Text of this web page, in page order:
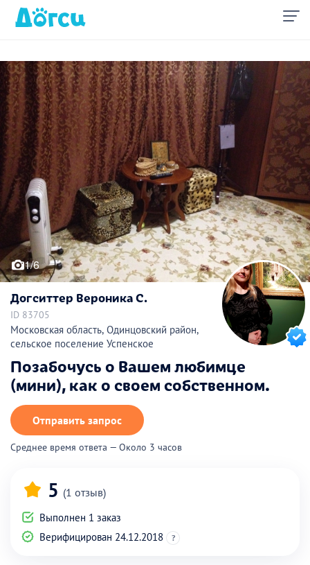
1/6
Догситтер Вероника С.
ID 83705
Московская область, Одинцовский район,
сельское поселение Успенское
Позабочусь о Вашем любимце
(мини), как о своем собственном.
Отправить запрос
Среднее время ответа — Около 3 часов
5 (1 отзыв)
Выполнен 1 заказ
Верифицирован 24.12.2018
?